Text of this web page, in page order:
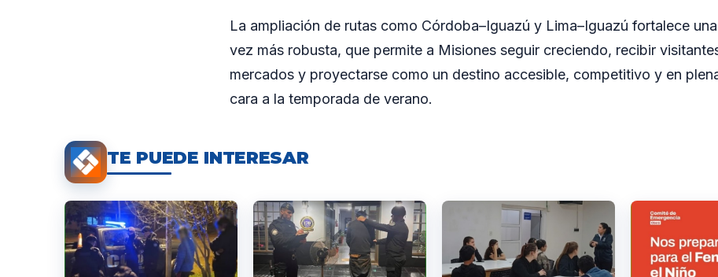
La ampliación de rutas como Córdoba–Iguazú y Lima–Iguazú fortalece
vez más robusta, que permite a Misiones seguir creciendo, recibir
mercados y proyectarse como un destino accesible, competitivo y en
cara a la temporada de verano.
TE PUEDE INTERESAR